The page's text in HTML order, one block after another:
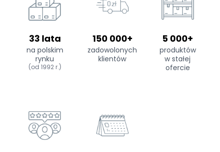
33 lata
na polskim
rynku
(od 1992 r.)
150 000+
zadowolonych
klientów
5 000+
produktów
w stałej
ofercie